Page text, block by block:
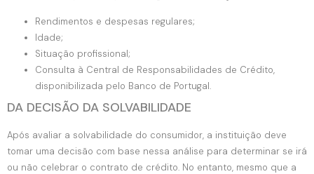
Rendimentos e despesas regulares;
Idade;
Situação profissional;
Consulta à Central de Responsabilidades de Crédito,
disponibilizada pelo Banco de Portugal.
DA DECISÃO DA SOLVABILIDADE
Após avaliar a solvabilidade do consumidor, a instituição deve
tomar uma decisão com base nessa análise para determinar se irá
ou não celebrar o contrato de crédito. No entanto, mesmo que a